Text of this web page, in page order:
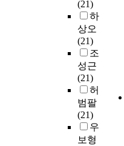
(21)
하
상오
(21)
조
성근
(21)
허
범팔
(21)
우
보형